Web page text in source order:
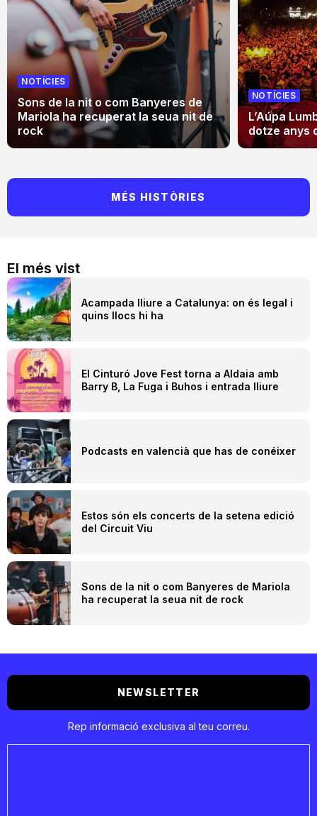
El més vist
Acampada lliure a Catalunya: on és legal i
quins llocs hi ha
El Cinturó Jove Fest torna a Aldaia amb
Barry B, La Fuga i Buhos i entrada lliure
Podcasts en valencià que has de conéixer
Estos són els concerts de la setena edició
del Circuit Viu
Sons de la nit o com Banyeres de Mariola
ha recuperat la seua nit de rock
NOTÍCIES
Sons de la nit o com Banyeres de
Mariola ha recuperat la seua nit de
rock
NOTÍCIES
L’Aúpa
dotze anys
MÉS HISTÒRIES
NEWSLETTER
Rep informació exclusiva al teu correu.